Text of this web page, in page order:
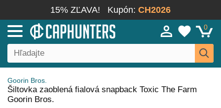
15% ZĽAVA! Kupón: CH2026
0
Goorin Bros.
Šiltovka zaoblená fialová snapback Toxic The Farm
Goorin Bros.